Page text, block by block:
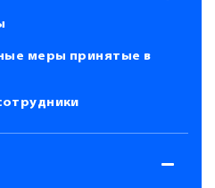
меры принятые в